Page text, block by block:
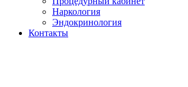
Наркология
Эндокринология
Контакты